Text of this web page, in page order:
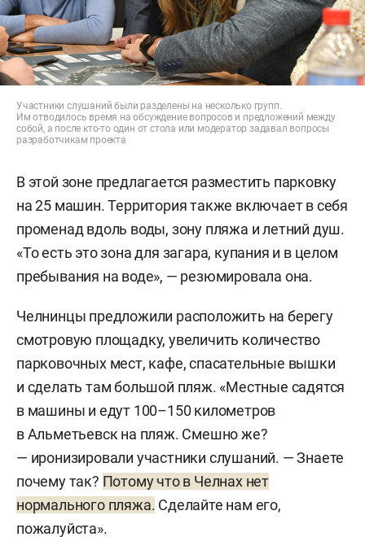
Участники слушаний были разделены на несколько групп.
Им отводилось время на обсуждение вопросов и предложений между
собой, а после кто-то один от стола или модератор задавал вопросы
разработчикам проекта
В этой зоне предлагается разместить парковку
на 25 машин. Территория также включает в себя
променад вдоль воды, зону пляжа и летний душ.
«То есть это зона для загара, купания и в целом
пребывания на воде», — резюмировала она.
Челнинцы предложили расположить на берегу
смотровую площадку, увеличить количество
парковочных мест, кафе, спасательные вышки
и сделать там большой пляж. «Местные садятся
в машины и едут 100–150 километров
в Альметьевск на пляж. Смешно же?
— иронизировали участники слушаний. — Знаете
почему так? Потому что в Челнах нет
нормального пляжа. Сделайте нам его,
пожалуйста».